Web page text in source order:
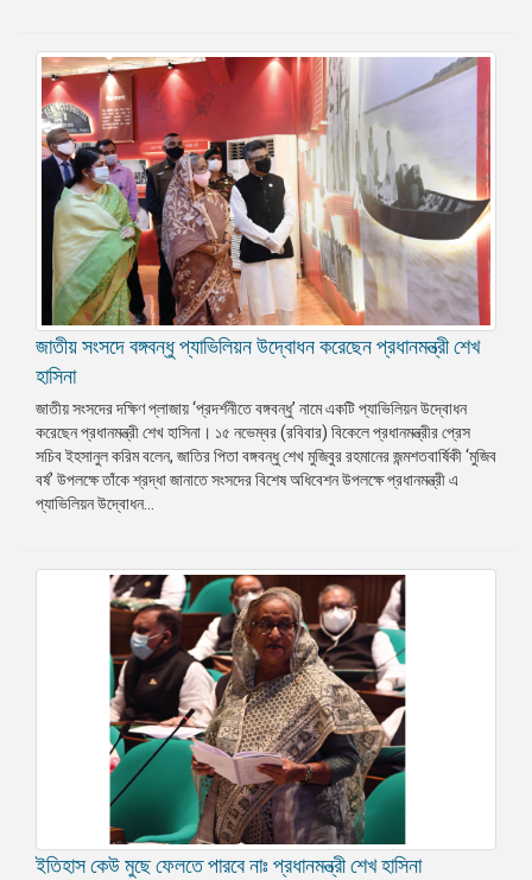
জাতীয় সংসদে বঙ্গবন্ধু প্যাভিলিয়ন উদ্বোধন করেছেন প্রধানমন্ত্রী শেখ
হাসিনা
জাতীয় সংসদের দক্ষিণ প্লাজায় ‘প্রদর্শনীতে বঙ্গবন্ধু’ নামে একটি প্যাভিলিয়ন উদ্বোধন
করেছেন প্রধানমন্ত্রী শেখ হাসিনা। ১৫ নভেম্বর (রবিবার) বিকেলে প্রধানমন্ত্রীর প্রেস
সচিব ইহসানুল করিম বলেন, জাতির পিতা বঙ্গবন্ধু শেখ মুজিবুর রহমানের জন্মশতবার্ষিকী ‘মুজিব
বর্ষ’ উপলক্ষে তাঁকে শ্রদ্ধা জানাতে সংসদের বিশেষ অধিবেশন উপলক্ষে প্রধানমন্ত্রী এ
প্যাভিলিয়ন উদ্বোধন...
ইতিহাস কেউ মুছে ফেলতে পারবে নাঃ প্রধানমন্ত্রী শেখ হাসিনা